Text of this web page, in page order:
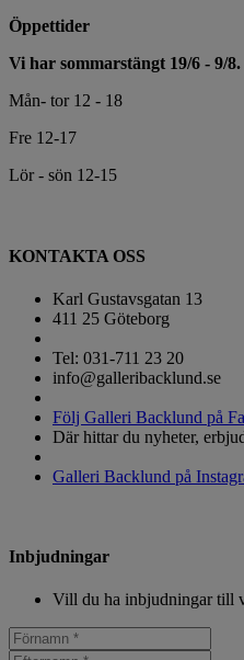
Öppettider
Vi har sommarstängt 19/6 - 9/8.
Mån- tor 12 - 18
Fre 12-17
Lör - sön 12-15
KONTAKTA OSS
Karl Gustavsgatan 13
411 25 Göteborg
Tel: 031-711 23 20
info@galleribacklund.se
Följ Galleri Backlund på
Där hittar du nyheter,
Galleri Backlund på
Inbjudningar
Vill du ha inbjudningar till